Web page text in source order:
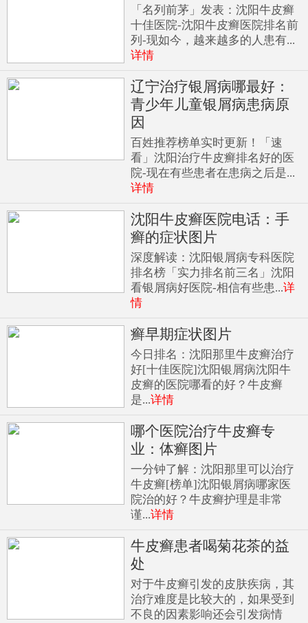
「名列前茅」发表：沈阳牛皮癣
十佳医院-沈阳牛皮癣医院排名前
列-现如今，越来越多的人患有...
详情
辽宁治疗银屑病哪最好：
青少年儿童银屑病患病原
因
百姓推荐榜单实时更新！「速
看」沈阳治疗牛皮癣排名好的医
院-现在有些患者在患病之后是...
详情
沈阳牛皮癣医院电话：手
癣的症状图片
深度解读：沈阳银屑病专科医院
排名榜「实力排名前三名」沈阳
看银屑病好医院-相信有些患...详
情
癣早期症状图片
今日排名：沈阳那里牛皮癣治疗
好[十佳医院]沈阳银屑病沈阳牛
皮癣的医院哪看的好？牛皮癣
是...详情
哪个医院治疗牛皮癣专
业：体癣图片
一分钟了解：沈阳那里可以治疗
牛皮癣[榜单]沈阳银屑病哪家医
院治的好？牛皮癣护理是非常
谨...详情
牛皮癣患者喝菊花茶的益
处
对于牛皮癣引发的皮肤疾病，其
治疗难度是比较大的，如果受到
不良的因素影响还会引发病情